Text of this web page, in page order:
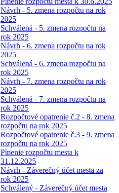
Návrh - 5. zmena rozpočtu na rok
2025
Schválená - 5. zmena rozpočtu na
rok 2025
Návrh - 6. zmena rozpočtu na rok
2025
Schválená - 6. zmena rozpočtu na
rok 2025
Návrh - 7. zmena rozpočtu na rok
2025
Schválená - 7. zmena rozpočtu na
rok 2025
Rozpočtové opatrenie č.2 - 8. zmena
rozpočtu na rok 2025
Rozpočtové opatrenie č.3 - 9. zmena
rozpočtu na rok 2025
Plnenie rozpočtu mesta k
31.12.2025
Návrh - Záverečný účet mesta za
rok 2025
Schválený - Záverečný účet mesta